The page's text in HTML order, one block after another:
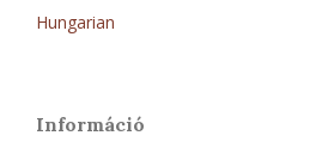
Hungarian
Információ